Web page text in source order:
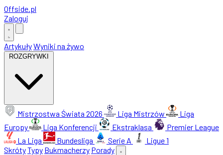
Offside.pl
Zaloguj
ArtykułyWyniki na żywo
ROZGRYWKI
Mistrzostwa Świata 2026 Liga Mistrzów
Liga
Europy
Liga Konferencji Ekstraklasa
Premier League
La Liga
Bundesliga Serie A
Ligue 1
SkrótyTypy Bukmacherzy Porady